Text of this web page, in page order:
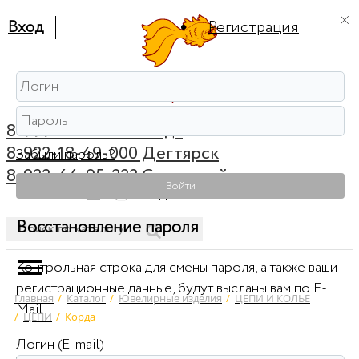
8-999-56-56-111 Ревда
8-922-18-49-000 Дегтярск
8-922-44-95-222 Советский
Вход
Главная / Каталог / Ювелирные изделия / ЦЕПИ И КОЛЬЕ
/ ЦЕПИ / Корда
Вход Регистрация
Забыли пароль?
Войти
Восстановление пароля
Контрольная строка для смены пароля, а также ваши
регистрационные данные, будут высланы вам по E-
Mail.
Логин (E-mail)